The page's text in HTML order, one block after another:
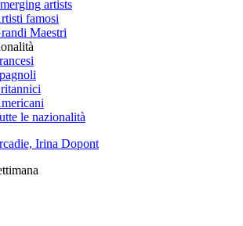
artists
famosi
Maestri
le nazionalità